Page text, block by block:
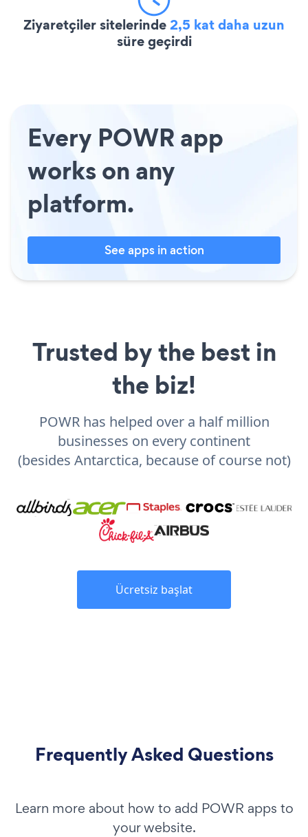
Ziyaretçiler sitelerinde2,5 kat daha uzun
süre geçirdi
Every POWR app
works on any
platform.
See apps in action
Trusted by the best in
the biz!
POWR has helped over a half million
businesses on every continent
(besides Antarctica, because of course not)
Ücretsiz başlat
Frequently Asked Questions
Learn more about how to add POWR apps to
your website.